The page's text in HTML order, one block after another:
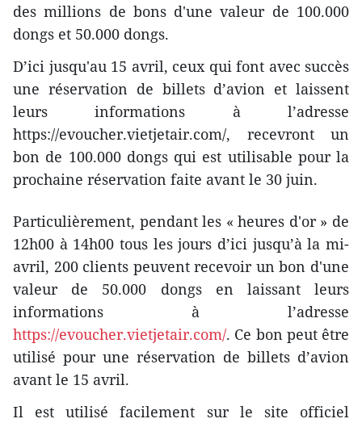
des millions de bons d'une valeur de 100.000
dongs et 50.000 dongs.
D’ici jusqu'au 15 avril, ceux qui font avec succès
une réservation de billets d’avion et laissent
leurs informations à l’adresse
https://evoucher.vietjetair.com/, recevront un
bon de 100.000 dongs qui est utilisable pour la
prochaine réservation faite avant le 30 juin.
Particulièrement, pendant les « heures d'or » de
12h00 à 14h00 tous les jours d’ici jusqu’à la mi-
avril, 200 clients peuvent recevoir un bon d'une
valeur de 50.000 dongs en laissant leurs
informations à l’adresse
https://evoucher.vietjetair.com/. Ce bon peut être
utilisé pour une réservation de billets d’avion
avant le 15 avril.
Il est utilisé facilement sur le site officiel